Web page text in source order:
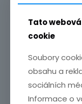
Tato
cookie
Soubory
obsahu a
sociálních
Informace o